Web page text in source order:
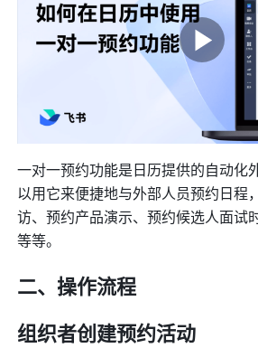
一对一预约功能是日历提供的自动化
以用它来便捷地与外部人员预约日程
访、预约产品演示、预约候选人面试
等等。
二、操作流程
组织者创建预约活动